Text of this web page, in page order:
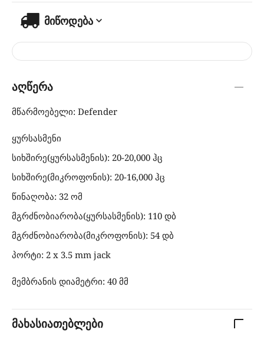
მიწოდება
აღწერა
მწარმოებელი: Defender
ყურსასმენი
სიხშირე(ყურსასმენის): 20-20,000 ჰც
სიხშირე(მიკროფონის): 20-16,000 ჰც
წინაღობა: 32 ომ
მგრძნობიარობა(ყურსასმენის): 110 დბ
მგრძნობიარობა(მიკროფონის): 54 დბ
პორტი: 2 x 3.5 mm jack
მემბრანის დიამეტრი: 40 მმ
მახასიათებლები